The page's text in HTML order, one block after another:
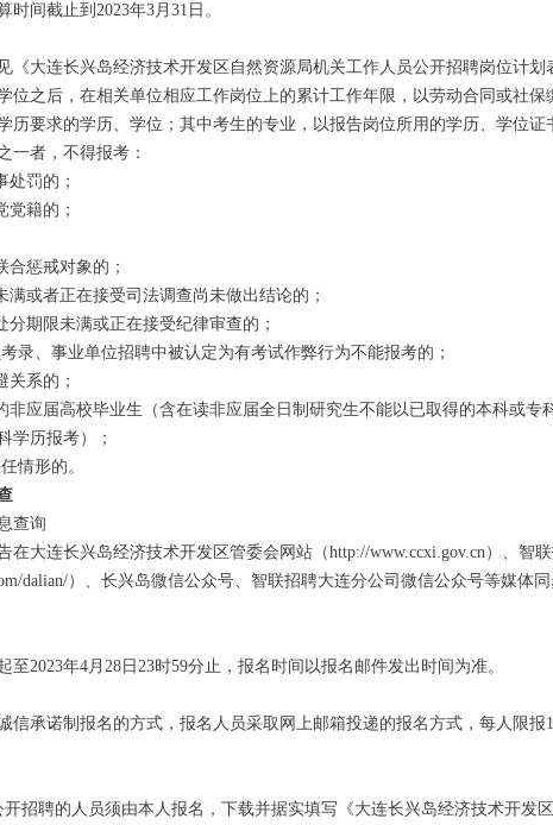
间截止到2023年3月31日。
大连长兴岛经济技术开发区自然资源局机关工作人员公开招聘岗位计划
位之后，在相关单位相应工作岗位上的累计工作年限，以劳动合同或社
历要求的学历、学位；其中考生的专业，以报告岗位所用的学历、学位证
者，不得报考：
罚的；
籍的；
惩戒对象的；
或者正在接受司法调查尚未做出结论的；
期限未满或正在接受纪律审查的；
、事业单位招聘中被认定为有考试作弊行为不能报考的；
系的；
届高校毕业生（含在读非应届全日制研究生不能以已取得的本科或专
学历报考）；
情形的。
查询
大连长兴岛经济技术开发区管委会网站（http://www.ccxi.gov.cn）、智
dalian/）、长兴岛微信公众号、智联招聘大连分公司微信公众号等媒体同
2023年4月28日23时59分止，报名时间以报名邮件发出时间为准。
承诺制报名的方式，报名人员采取网上邮箱投递的报名方式，每人限报
聘的人员须由本人报名，下载并据实填写《大连长兴岛经济技术开发